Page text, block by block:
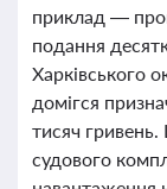
приклад —
подання
Харківського
домігся
тисяч
судового